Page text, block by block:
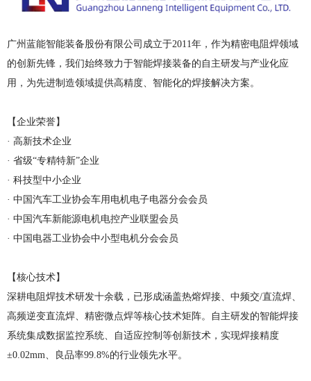
广州蓝能智能装备股份有限公司成立于2011年，作为精密电阻焊领域
的创新先锋，我们始终致力于智能焊接装备的自主研发与产业化应
用，为先进制造领域提供高精度、智能化的焊接解决方案。
【企业荣誉】
· 高新技术企业
· 省级“专精特新”企业
· 科技型中小企业
· 中国汽车工业协会车用电机电子电器分会会员
· 中国汽车新能源电机电控产业联盟会员
· 中国电器工业协会中小型电机分会会员
【核心技术】
深耕电阻焊技术研发十余载，已形成涵盖热熔焊接、中频交/直流焊、
高频逆变直流焊、精密微点焊等核心技术矩阵。自主研发的智能焊接
系统集成数据监控系统、自适应控制等创新技术，实现焊接精度
±0.02mm、良品率99.8%的行业领先水平。